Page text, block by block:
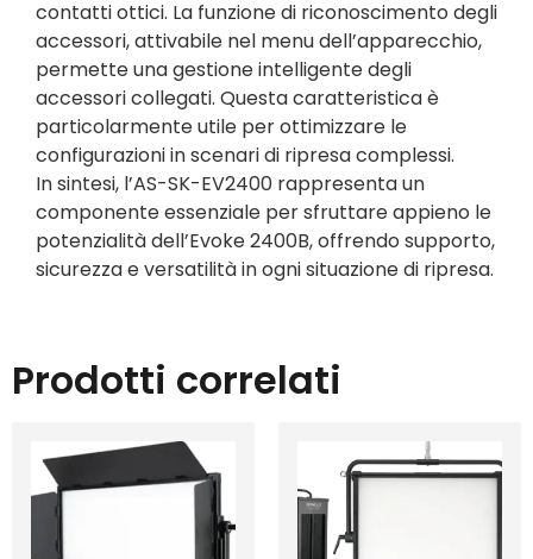
contatti ottici. La funzione di riconoscimento degli
accessori, attivabile nel menu dell’apparecchio,
permette una gestione intelligente degli
accessori collegati. Questa caratteristica è
particolarmente utile per ottimizzare le
configurazioni in scenari di ripresa complessi.
In sintesi, l’AS-SK-EV2400 rappresenta un
componente essenziale per sfruttare appieno le
potenzialità dell’Evoke 2400B, offrendo supporto,
sicurezza e versatilità in ogni situazione di ripresa.
Prodotti correlati